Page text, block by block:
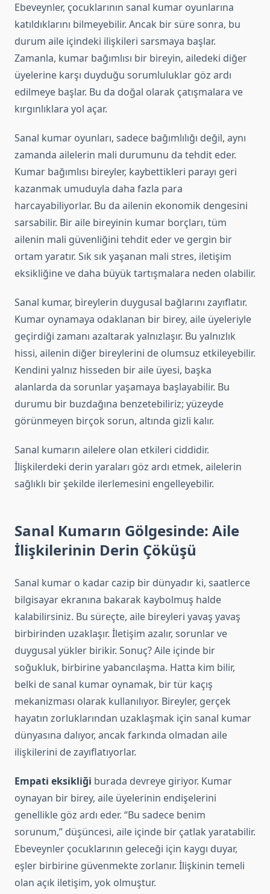
Ebeveynler, çocuklarının sanal kumar oyunlarına
katıldıklarını bilmeyebilir. Ancak bir süre sonra, bu
durum aile içindeki ilişkileri sarsmaya başlar.
Zamanla, kumar bağımlısı bir bireyin, ailedeki diğer
üyelerine karşı duyduğu sorumluluklar göz ardı
edilmeye başlar. Bu da doğal olarak çatışmalara ve
kırgınlıklara yol açar.
Sanal kumar oyunları, sadece bağımlılığı değil, aynı
zamanda ailelerin mali durumunu da tehdit eder.
Kumar bağımlısı bireyler, kaybettikleri parayı geri
kazanmak umuduyla daha fazla para
harcayabiliyorlar. Bu da ailenin ekonomik dengesini
sarsabilir. Bir aile bireyinin kumar borçları, tüm
ailenin mali güvenliğini tehdit eder ve gergin bir
ortam yaratır. Sık sık yaşanan mali stres, iletişim
eksikliğine ve daha büyük tartışmalara neden olabilir.
Sanal kumar, bireylerin duygusal bağlarını zayıflatır.
Kumar oynamaya odaklanan bir birey, aile üyeleriyle
geçirdiği zamanı azaltarak yalnızlaşır. Bu yalnızlık
hissi, ailenin diğer bireylerini de olumsuz etkileyebilir.
Kendini yalnız hisseden bir aile üyesi, başka
alanlarda da sorunlar yaşamaya başlayabilir. Bu
durumu bir buzdağına benzetebiliriz; yüzeyde
görünmeyen birçok sorun, altında gizli kalır.
Sanal kumarın ailelere olan etkileri ciddidir.
İlişkilerdeki derin yaraları göz ardı etmek, ailelerin
sağlıklı bir şekilde ilerlemesini engelleyebilir.
Sanal Kumarın Gölgesinde: Aile
İlişkilerinin Derin Çöküşü
Sanal kumar o kadar cazip bir dünyadır ki, saatlerce
bilgisayar ekranına bakarak kaybolmuş halde
kalabilirsiniz. Bu süreçte, aile bireyleri yavaş yavaş
birbirinden uzaklaşır. İletişim azalır, sorunlar ve
duygusal yükler birikir. Sonuç? Aile içinde bir
soğukluk, birbirine yabancılaşma. Hatta kim bilir,
belki de sanal kumar oynamak, bir tür kaçış
mekanizması olarak kullanılıyor. Bireyler, gerçek
hayatın zorluklarından uzaklaşmak için sanal kumar
dünyasına dalıyor, ancak farkında olmadan aile
ilişkilerini de zayıflatıyorlar.
Empati eksikliği burada devreye giriyor. Kumar
oynayan bir birey, aile üyelerinin endişelerini
genellikle göz ardı eder. “Bu sadece benim
sorunum,” düşüncesi, aile içinde bir çatlak yaratabilir.
Ebeveynler çocuklarının geleceği için kaygı duyar,
eşler birbirine güvenmekte zorlanır. İlişkinin temeli
olan açık iletişim, yok olmuştur.